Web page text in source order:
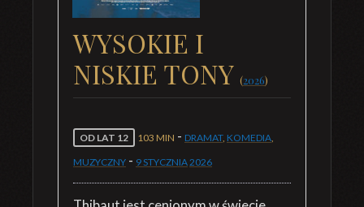
WYSOKIE I
NISKIE TONY (2026)
OD LAT 12 103 MIN - DRAMAT, KOMEDIA,
MUZYCZNY - 9 STYCZNIA2026